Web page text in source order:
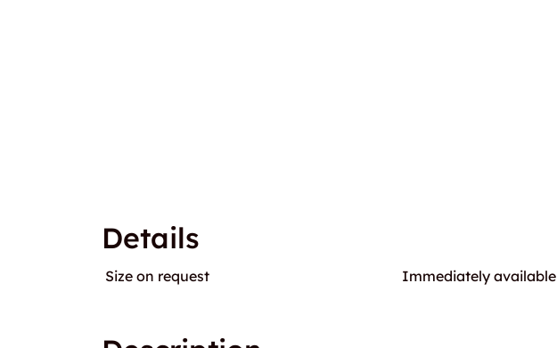
Details
Size on request Immediately available